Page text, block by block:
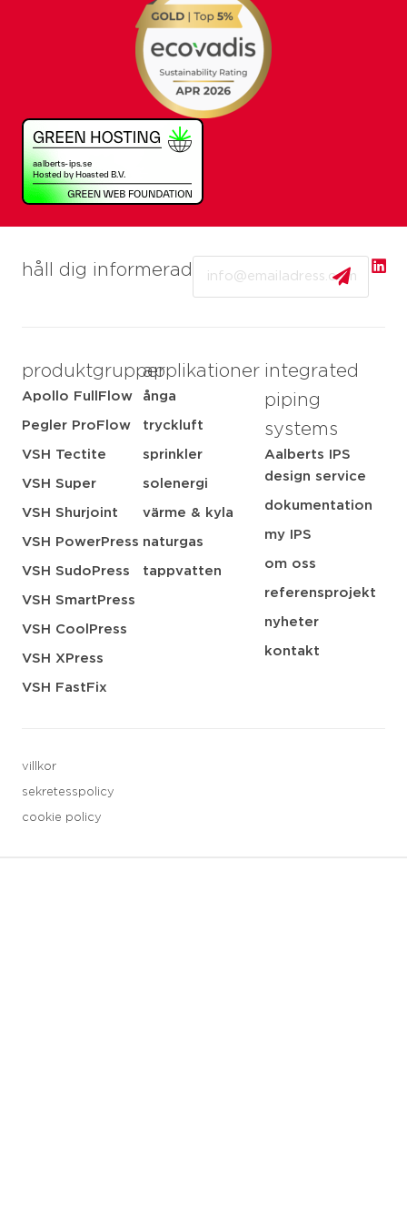
håll dig informerad
produktgrupper
Apollo FullFlow
Pegler ProFlow
VSH Tectite
VSH Super
VSH Shurjoint
VSH PowerPress
VSH SudoPress
VSH SmartPress
VSH CoolPress
VSH XPress
VSH FastFix
applikationer
ånga
tryckluft
sprinkler
solenergi
värme & kyla
naturgas
tappvatten
integrated
piping
systems
Aalberts IPS
design service
dokumentation
my IPS
om oss
referensprojekt
nyheter
kontakt
villkor
sekretesspolicy
cookie policy